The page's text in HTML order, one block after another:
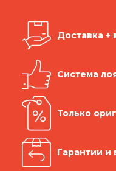
Доставка +
Система
Только
Гарантии и